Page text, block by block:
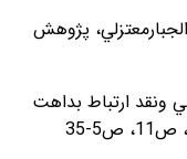
پژوهش
ونقد ارتباط بداهت
35